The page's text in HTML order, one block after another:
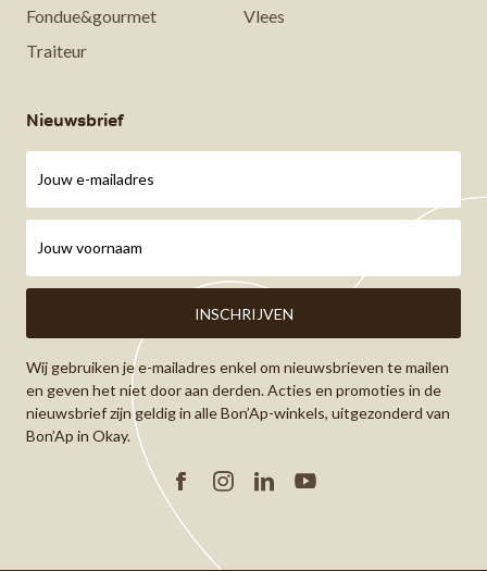
Fondue&gourmet
Vlees
Traiteur
Nieuwsbrief
Wij gebruiken je e-mailadres enkel om nieuwsbrieven te mailen
en geven het niet door aan derden. Acties en promoties in de
nieuwsbrief zijn geldig in alle Bon’Ap-winkels, uitgezonderd van
Bon’Ap in Okay.
FacebookInstagram
Linkedin